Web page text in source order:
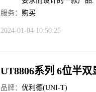
服务： 购买
2024-01-04 10:50:25
UT8806系列 6位半
品牌： 优利德(UNI-T)